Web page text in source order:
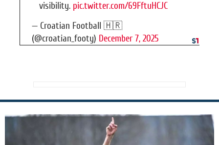
visibility. pic.twitter.com/69FftuHCJC
— Croatian Football 🇭🇷
(@croatian_footy) December 7, 2025